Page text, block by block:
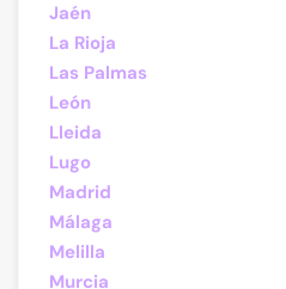
Jaén
La Rioja
Las Palmas
León
Lleida
Lugo
Madrid
Málaga
Melilla
Murcia